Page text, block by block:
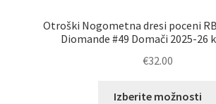
Otroški Nogometna dresi poceni
Diomande #49 Domači 2025-26
€32.00
Izberite možnosti